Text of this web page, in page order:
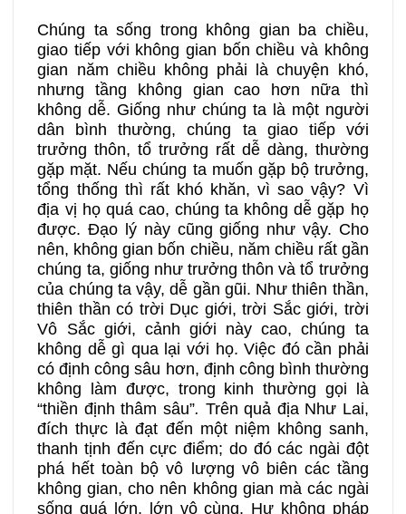
Chúng ta sống trong không gian ba chiều,
giao tiếp với không gian bốn chiều và không
gian năm chiều không phải là chuyện khó,
nhưng tầng không gian cao hơn nữa thì
không dễ. Giống như chúng ta là một người
dân bình thường, chúng ta giao tiếp với
trưởng thôn, tổ trưởng rất dễ dàng, thường
gặp mặt. Nếu chúng ta muốn gặp bộ trưởng,
tổng thống thì rất khó khăn, vì sao vậy? Vì
địa vị họ quá cao, chúng ta không dễ gặp họ
được. Đạo lý này cũng giống như vậy. Cho
nên, không gian bốn chiều, năm chiều rất gần
chúng ta, giống như trưởng thôn và tổ trưởng
của chúng ta vậy, dễ gần gũi. Như thiên thần,
thiên thần có trời Dục giới, trời Sắc giới, trời
Vô Sắc giới, cảnh giới này cao, chúng ta
không dễ gì qua lại với họ. Việc đó cần phải
có định công sâu hơn, định công bình thường
không làm được, trong kinh thường gọi là
“thiền định thâm sâu”. Trên quả địa Như Lai,
đích thực là đạt đến một niệm không sanh,
thanh tịnh đến cực điểm; do đó các ngài đột
phá hết toàn bộ vô lượng vô biên các tầng
không gian, cho nên không gian mà các ngài
sống quá lớn, lớn vô cùng. Hư không pháp